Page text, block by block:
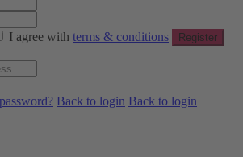
I agree with terms & conditions Register
Back to login Back to login